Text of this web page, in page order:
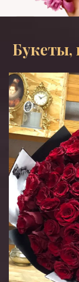
Букеты,